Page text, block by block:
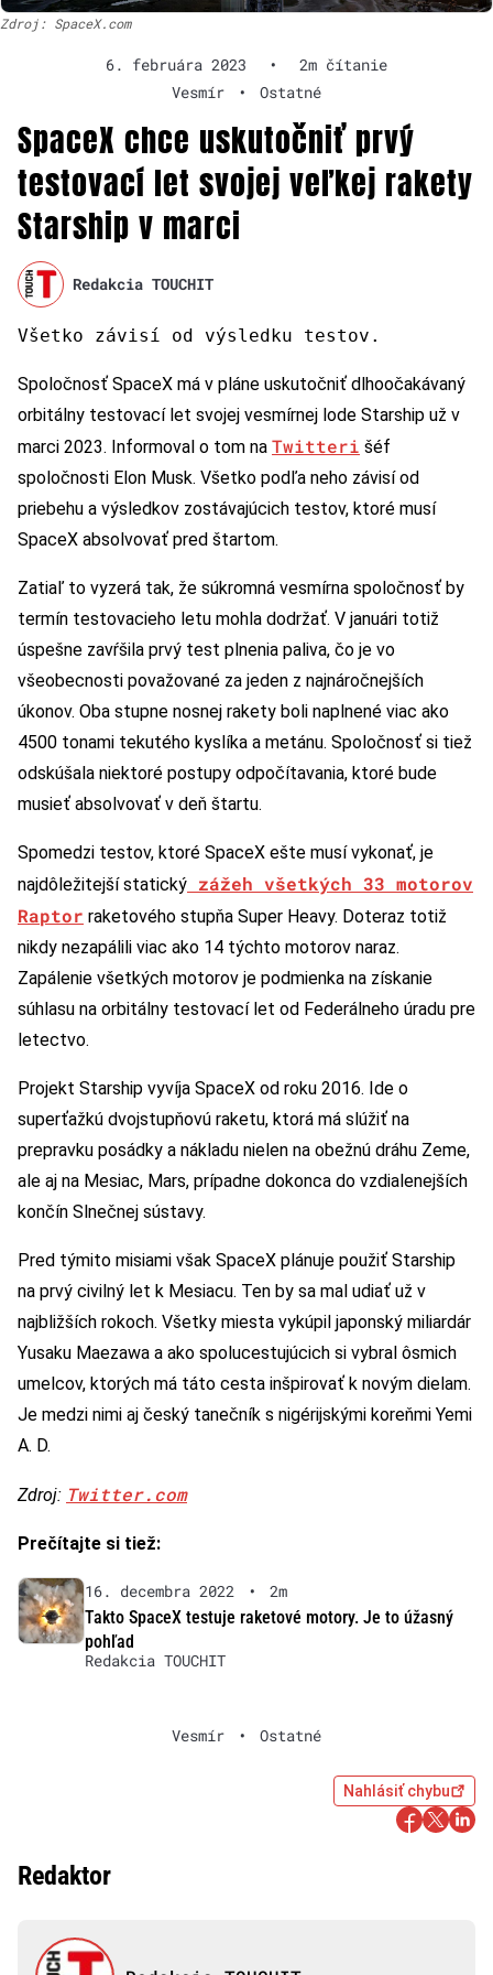
Zdroj: SpaceX.com
6. februára 2023 •
2m čítanie
Vesmír
• Ostatné
SpaceX chce uskutočniť prvý
testovací let svojej veľkej rakety
Starship v marci
Redakcia TOUCHIT
Všetko závisí od výsledku testov.
Spoločnosť SpaceX má v pláne uskutočniť dlhoočakávaný
orbitálny testovací let svojej vesmírnej lode Starship už v
marci 2023. Informoval o tom na Twitteri šéf
spoločnosti Elon Musk. Všetko podľa neho závisí od
priebehu a výsledkov zostávajúcich testov, ktoré musí
SpaceX absolvovať pred štartom.
Zatiaľ to vyzerá tak, že súkromná vesmírna spoločnosť by
termín testovacieho letu mohla dodržať. V januári totiž
úspešne zavŕšila prvý test plnenia paliva, čo je vo
všeobecnosti považované za jeden z najnáročnejších
úkonov. Oba stupne nosnej rakety boli naplnené viac ako
4500 tonami tekutého kyslíka a metánu. Spoločnosť si tiež
odskúšala niektoré postupy odpočítavania, ktoré bude
musieť absolvovať v deň štartu.
Spomedzi testov, ktoré SpaceX ešte musí vykonať, je
najdôležitejší statický zážeh všetkých 33 motorov
Raptor raketového stupňa Super Heavy. Doteraz totiž
nikdy nezapálili viac ako 14 týchto motorov naraz.
Zapálenie všetkých motorov je podmienka na získanie
súhlasu na orbitálny testovací let od Federálneho úradu pre
letectvo.
Projekt Starship vyvíja SpaceX od roku 2016. Ide o
superťažkú dvojstupňovú raketu, ktorá má slúžiť na
prepravku posádky a nákladu nielen na obežnú dráhu Zeme,
ale aj na Mesiac, Mars, prípadne dokonca do vzdialenejších
končín Slnečnej sústavy.
Pred týmito misiami však SpaceX plánuje použiť Starship
na prvý civilný let k Mesiacu. Ten by sa mal udiať už v
najbližších rokoch. Všetky miesta vykúpil japonský miliardár
Yusaku Maezawa a ako spolucestujúcich si vybral ôsmich
umelcov, ktorých má táto cesta inšpirovať k novým dielam.
Je medzi nimi aj český tanečník s nigérijskými koreňmi Yemi
A. D.
Zdroj: Twitter.com
Prečítajte si tiež:
16. decembra 2022 •
2m
Takto SpaceX testuje raketové motory. Je to úžasný
pohľad
Redakcia TOUCHIT
Vesmír • Ostatné
Nahlásiť chybu
Redaktor